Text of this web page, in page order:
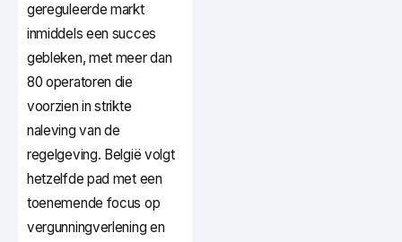
gereguleerde markt
inmiddels een succes
gebleken, met meer dan
80 operatoren die
voorzien in strikte
naleving van de
regelgeving. België volgt
hetzelfde pad met een
toenemende focus op
vergunningverlening en